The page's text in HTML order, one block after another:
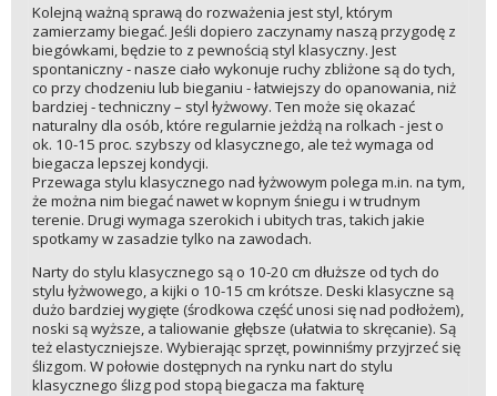
Kolejną ważną sprawą do rozważenia jest styl, którym
zamierzamy biegać. Jeśli dopiero zaczynamy naszą przygodę z
biegówkami, będzie to z pewnością styl klasyczny. Jest
spontaniczny - nasze ciało wykonuje ruchy zbliżone są do tych,
co przy chodzeniu lub bieganiu - łatwiejszy do opanowania, niż
bardziej - techniczny – styl łyżwowy. Ten może się okazać
naturalny dla osób, które regularnie jeżdżą na rolkach - jest o
ok. 10-15 proc. szybszy od klasycznego, ale też wymaga od
biegacza lepszej kondycji.
Przewaga stylu klasycznego nad łyżwowym polega m.in. na tym,
że można nim biegać nawet w kopnym śniegu i w trudnym
terenie. Drugi wymaga szerokich i ubitych tras, takich jakie
spotkamy w zasadzie tylko na zawodach.
Narty do stylu klasycznego są o 10-20 cm dłuższe od tych do
stylu łyżwowego, a kijki o 10-15 cm krótsze. Deski klasyczne są
dużo bardziej wygięte (środkowa część unosi się nad podłożem),
noski są wyższe, a taliowanie głębsze (ułatwia to skręcanie). Są
też elastyczniejsze. Wybierając sprzęt, powinniśmy przyjrzeć się
ślizgom. W połowie dostępnych na rynku nart do stylu
klasycznego ślizg pod stopą biegacza ma fakturę